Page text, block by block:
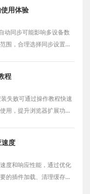
用体验
动同步可能影响多设备数
围，合理选择同步设置保
程
失败可通过操作教程快速
用，提升浏览器扩展功能
度
度和响应性能，通过优化
的插件加载、清理缓存等